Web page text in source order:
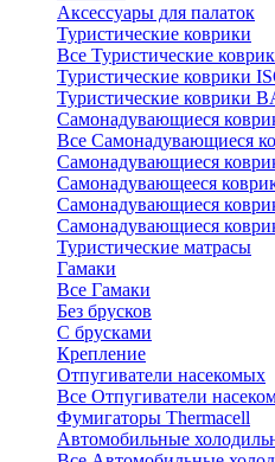
Аксессуары для палаток
Туристические коврики
Все Туристические
Туристические коврики
Туристические коврики
Самонадувающиеся
Все Самонадувающиеся
Самонадувающиеся
Самонадувающееся
Самонадувающиеся
Самонадувающиеся
Туристические матрасы
Гамаки
Все Гамаки
Без брусков
С брусками
Крепление
Отпугиватели насекомых
Все Отпугиватели
Фумигаторы Thermacell
Автомобильные